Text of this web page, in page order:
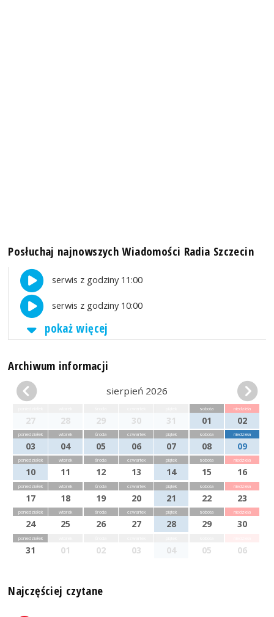
Posłuchaj najnowszych Wiadomości Radia Szczecin
serwis z godziny 11:00
serwis z godziny 10:00
pokaż więcej
Archiwum informacji
sierpień 2026
27 28 29 30 31
sobota
01
niedziela
02
poniedziałek
03
wtorek
04
środa
05
czwartek
06
piątek
07
sobota
08
niedziela
09
poniedziałek
10
wtorek
11
środa
12
czwartek
13
piątek
14
sobota
15
niedziela
16
poniedziałek
17
wtorek
18
środa
19
czwartek
20
piątek
21
sobota
22
niedziela
23
poniedziałek
24
wtorek
25
środa
26
czwartek
27
piątek
28
sobota
29
niedziela
30
poniedziałek
31 01 02 03 04 05 06
Najczęściej czytane